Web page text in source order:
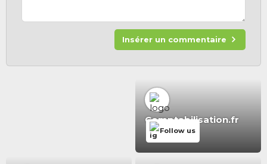
Insérer un commentaire
Comptabilisation.fr
Follow us